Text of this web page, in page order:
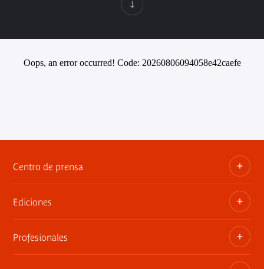
Oops, an error occurred! Code: 20260806094058e42caefe
Centro de prensa
Dosieres, comunicados de prensa, anuncios de
exposiciones
Ediciones
Las publicaciones del museo
Profesionales